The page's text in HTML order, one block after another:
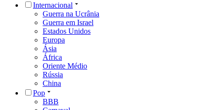
Internacional
Guerra na Ucrânia
Guerra em Israel
Estados Unidos
Europa
Ásia
África
Oriente Médio
Rússia
China
Pop
BBB